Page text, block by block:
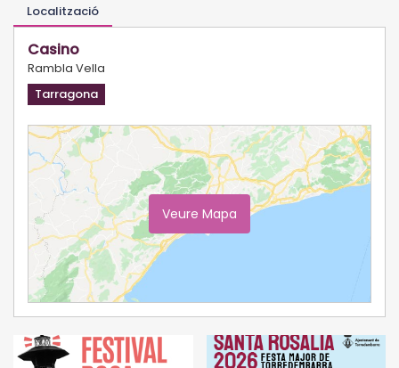
Localització
Casino
Rambla Vella
Tarragona
Veure Mapa